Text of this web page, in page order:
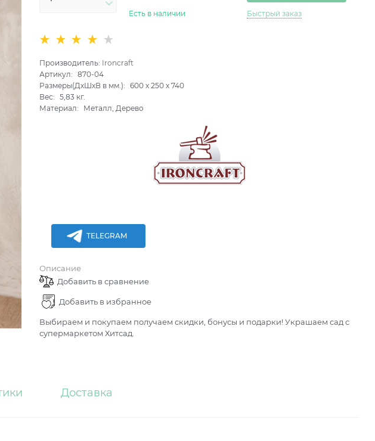
Есть в наличии Быстрый заказ
Производитель: Ironcraft
Артикул:
870-04
Размеры(ДхШхВ в мм.):
600 x250 x740
Вес:
5,83 кг.
Материал:
Металл, Дерево
TELEGRAM
Описание
Добавить в сравнение
Добавить в избранное
Выбираем и покупаем получаем скидки, бонусы и подарки! Украшаем сад с
супермаркетом Хитсад.
Доставка